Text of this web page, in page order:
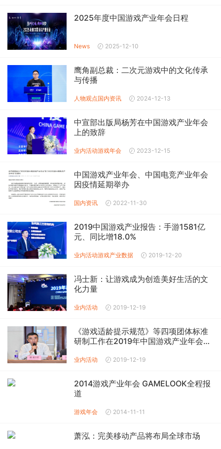
2025年度中国游戏产业年会日程
News 2025-12-10
鹰角副总裁：二次元游戏中的文化传承
与传播
人物观点国内资讯 2024-12-13
中宣部出版局杨芳在中国游戏产业年会
上的致辞
业内活动游戏年会 2023-12-15
中国游戏产业年会、中国电竞产业年会
因疫情延期举办
国内资讯 2022-11-30
2019中国游戏产业报告：手游1581亿
元、同比增18.0%
业内活动游戏产业数据 2019-12-20
冯士新：让游戏成为创造美好生活的文
化力量
业内活动 2019-12-19
《游戏适龄提示规范》等四项团体标准
研制工作在2019年中国游戏产业年会启
业内活动 2019-12-19
2014游戏产业年会 GAMELOOK全程报
道
游戏年会 2014-11-11
萧泓：完美移动产品将布局全球市场